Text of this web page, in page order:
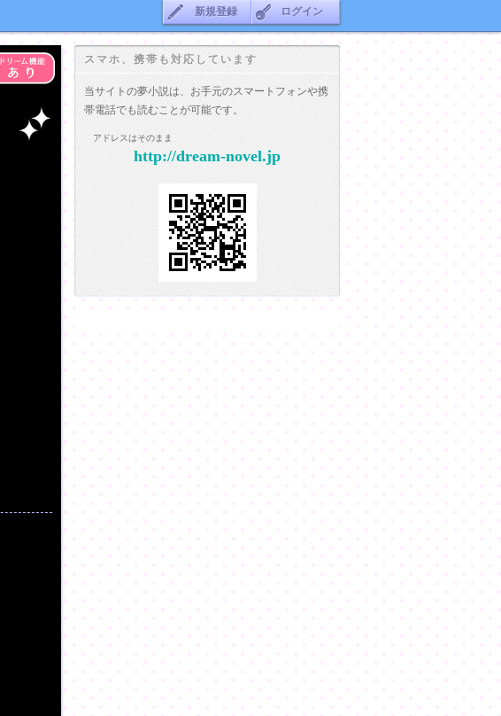
新規登録 ログイン
スマホ、携帯も対応しています
当サイトの夢小説は、お手元のスマートフォンや携
帯電話でも読むことが可能です。
アドレスはそのまま
http://dream-novel.jp